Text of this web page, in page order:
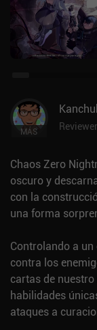
MÁS Reviewer
Chaos Zero
oscuro y
con la
una forma
Controlando a
contra los
cartas de
habilidades
ataques a